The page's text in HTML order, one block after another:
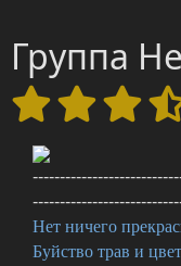
Группа
Нет ничего
Буйство трав и